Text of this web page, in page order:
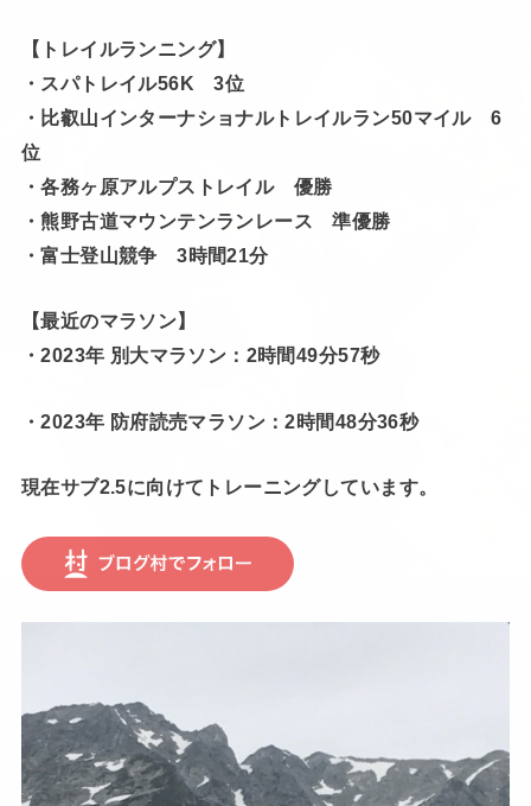
【トレイルランニング】
・スパトレイル56K 3位
・比叡山インターナショナルトレイルラン50マイル 6
位
・各務ヶ原アルプストレイル 優勝
・熊野古道マウンテンランレース 準優勝
・富士登山競争 3時間21分
【最近のマラソン】
・2023年 別大マラソン：2時間49分57秒
・2023年 防府読売マラソン：2時間48分36秒
現在サブ2.5に向けてトレーニングしています。